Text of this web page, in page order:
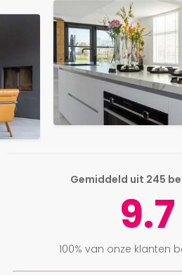
Gemiddeld uit 245
9.7
100% van onze klanten